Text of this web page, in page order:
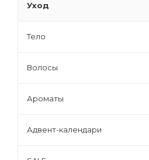
Уход
Тело
Волосы
Ароматы
Адвент-календари